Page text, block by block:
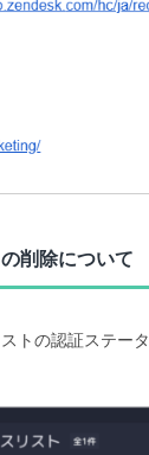
削除について
トの認証ステー